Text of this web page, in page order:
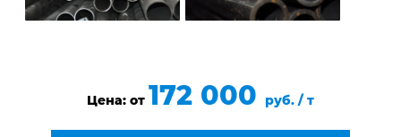
Цена: от 172 000 руб. / т